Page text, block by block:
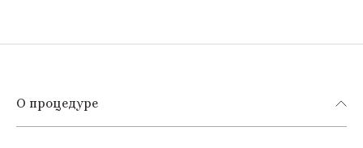
О процедуре